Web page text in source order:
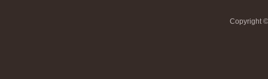
Copyright